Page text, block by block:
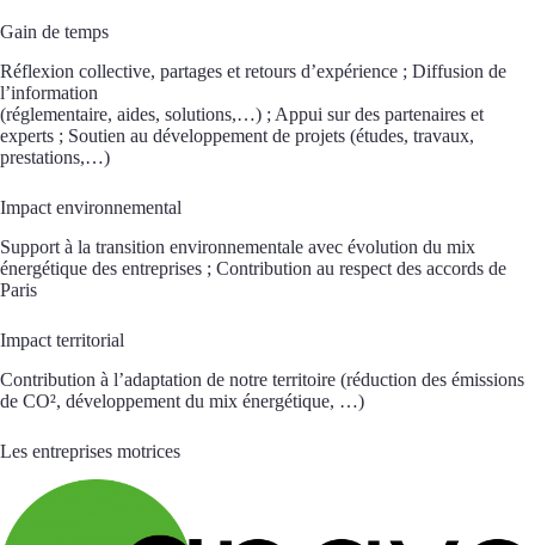
Gain de temps
Réflexion collective, partages et retours d’expérience ; Diffusion de
l’information
(réglementaire, aides, solutions,…) ; Appui sur des partenaires et
experts ; Soutien au développement de projets (études, travaux,
prestations,…)
Impact environnemental
Support à la transition environnementale avec évolution du mix
énergétique des entreprises ; Contribution au respect des accords de
Paris
Impact territorial
Contribution à l’adaptation de notre territoire (réduction des émissions
de CO², développement du mix énergétique, …)
Les entreprises motrices